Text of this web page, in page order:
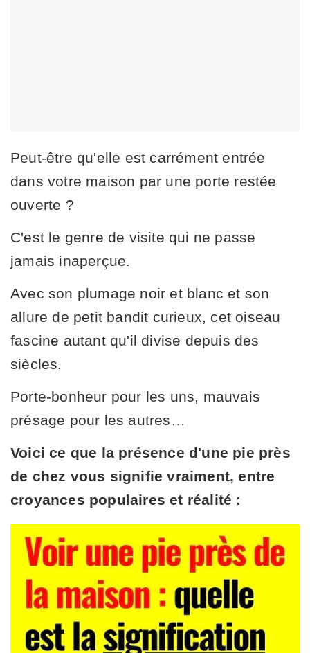
Peut-être qu'elle est carrément entrée
dans votre maison par une porte restée
ouverte ?
C'est le genre de visite qui ne passe
jamais inaperçue.
Avec son plumage noir et blanc et son
allure de petit bandit curieux, cet oiseau
fascine autant qu'il divise depuis des
siècles.
Porte-bonheur pour les uns, mauvais
présage pour les autres…
Voici ce que la présence d'une pie près
de chez vous signifie vraiment, entre
croyances populaires et réalité :